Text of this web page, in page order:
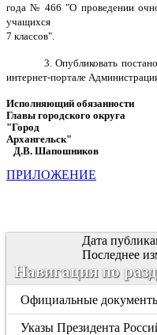
года № 466 "О проведении
учащихся
7 классов".
3. Опубликовать
интернет-портале
Исполняющий обязанности
Главы городского округа
"Город
Архангельск"
Д.В. Шапошников
ПРИЛОЖЕНИЕ
Дата
Последнее
Навигация по
Официальные
Указы Президента